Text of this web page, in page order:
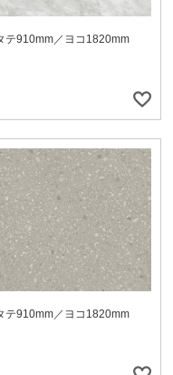
テ910mm／ヨコ1820mm
テ910mm／ヨコ1820mm